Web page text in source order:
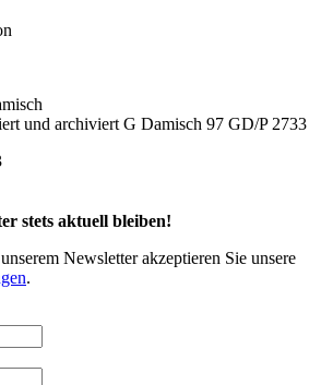
und archiviert G Damisch 97 GD/P 2733
stets aktuell bleiben!
Newsletter akzeptieren Sie unsere
.